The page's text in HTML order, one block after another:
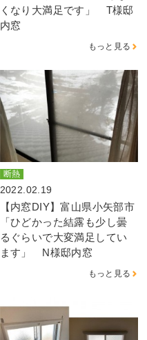
くなり大満足です」 T様邸
内窓
もっと見る
断熱
2022.02.19
【内窓DIY】富山県小矢部市
「ひどかった結露も少し曇
るぐらいで大変満足してい
ます」 N様邸内窓
もっと見る